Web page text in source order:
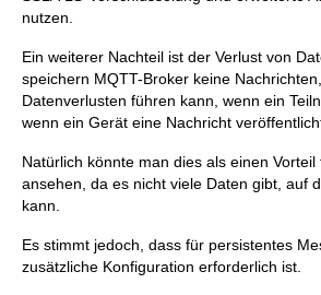
nutzen.
Ein weiterer Nachteil ist der Verlust von
speichern MQTT-Broker keine
Datenverlusten führen kann, wenn ein
wenn ein Gerät eine Nachricht
Natürlich könnte man dies als einen
ansehen, da es nicht viele Daten gibt, auf
kann.
Es stimmt jedoch, dass für persistentes
zusätzliche Konfiguration erforderlich ist.